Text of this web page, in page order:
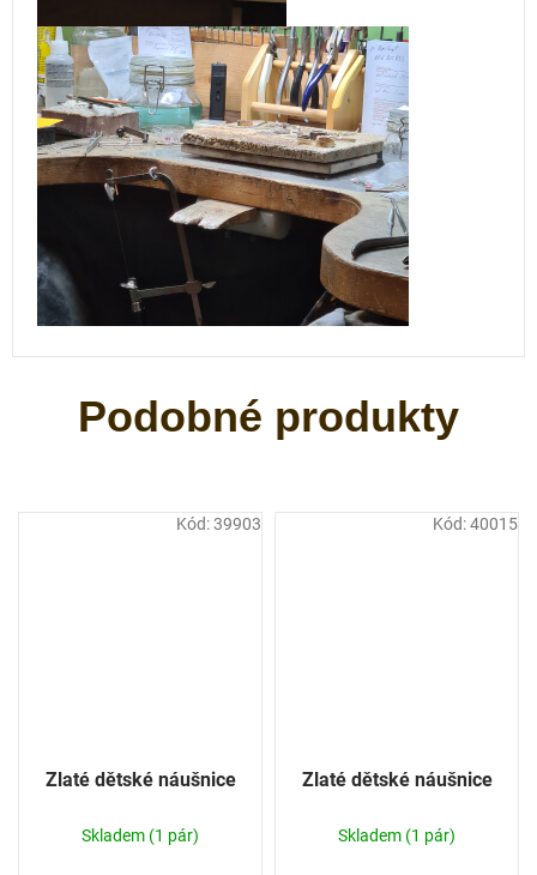
Zlaté dětské náušnice
Skladem (1 pár)
Kód:39903
Zlaté dětské náušnice
Skladem (1 pár)
Kód:40015